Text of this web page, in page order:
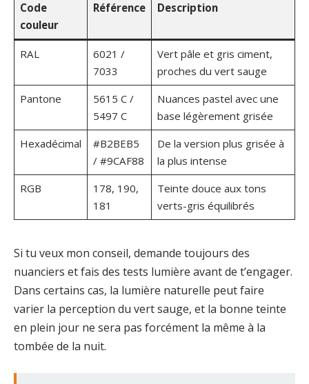
Code
couleur
Référence Description
RAL
6021 /
7033
Vert pâle et gris ciment,
proches du vert sauge
Pantone
5615 C /
5497 C
Nuances pastel avec une
base légèrement grisée
Hexadécimal
#B2BEB5
/ #9CAF88
De la version plus grisée à
la plus intense
RGB
178, 190,
181
Teinte douce aux tons
verts-gris équilibrés
Si tu veux mon conseil, demande toujours des
nuanciers et fais des tests lumière avant de t’engager.
Dans certains cas, la lumière naturelle peut faire
varier la perception du vert sauge, et la bonne teinte
en plein jour ne sera pas forcément la même à la
tombée de la nuit.